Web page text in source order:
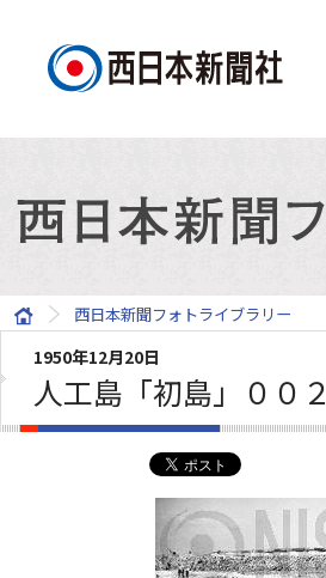
西日本新聞フォトライブラリー
1950年12月20日
人工島「初島」００２